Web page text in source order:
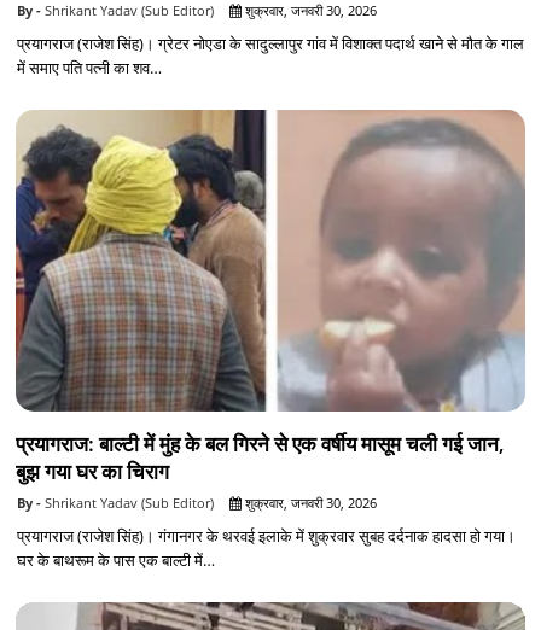
Shrikant Yadav (Sub Editor) शुक्रवार, जनवरी 30, 2026
प्रयागराज (राजेश सिंह)। ग्रेटर नोएडा के सादुल्लापुर गांव में विशाक्त पदार्थ खाने से मौत के गाल
में समाए पति पत्नी का शव…
प्रयागराज: बाल्टी में मुंह के बल गिरने से एक वर्षीय मासूम चली गई जान,
बुझ गया घर का चिराग
Shrikant Yadav (Sub Editor) शुक्रवार, जनवरी 30, 2026
प्रयागराज (राजेश सिंह)। गंगानगर के थरवई इलाके में शुक्रवार सुबह दर्दनाक हादसा हो गया।
घर के बाथरूम के पास एक बाल्टी में…